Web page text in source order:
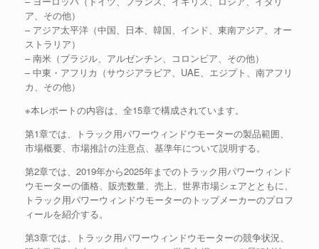
ア、その他）
– アジア太平洋（中国、日本、韓国、インド、東南アジア、オー
ストラリア）
– 南米（ブラジル、アルゼンチン、コロンビア、その他）
– 中東・アフリカ（サウジアラビア、UAE、エジプト、南アフリ
カ、その他）
※本レポートの内容は、全15章で構成されています。
第1章では、トラック用パワーウィンドウモーターの製品範囲、
市場概要、市場推計の注意点、基準年について説明する。
第2章では、2019年から2025年までのトラック用パワーウィンド
ウモーターの価格、販売数量、売上、世界市場シェアとともに、
トラック用パワーウィンドウモーターのトップメーカーのプロフ
ィールを紹介する。
第3章では、トラック用パワーウィンドウモーターの競争状況、